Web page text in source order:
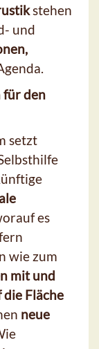
stehen
und
für den
setzt
es
wie zum
mit und
Fläche
neue